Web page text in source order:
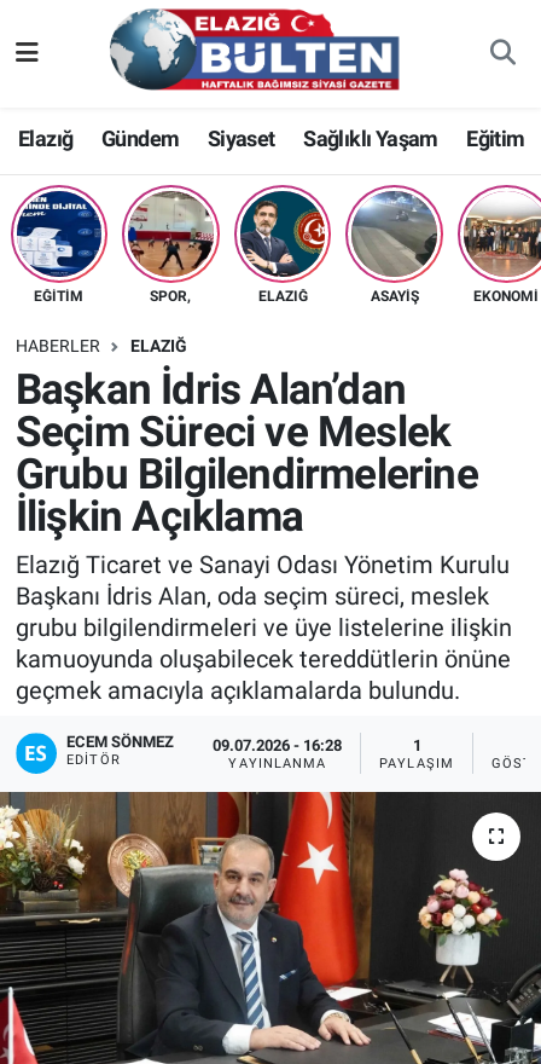
Elazığ Gündem Siyaset Sağlıklı Yaşam Eğitim
EĞITIM SPOR, ELAZIĞ ASAYIŞ EKONOMI
HABERLER ELAZIĞ
Başkan İdris Alan’dan
Seçim Süreci ve Meslek
Grubu Bilgilendirmelerine
İlişkin Açıklama
Elazığ Ticaret ve Sanayi Odası Yönetim Kurulu
Başkanı İdris Alan, oda seçim süreci, meslek
grubu bilgilendirmeleri ve üye listelerine ilişkin
kamuoyunda oluşabilecek tereddütlerin önüne
geçmek amacıyla açıklamalarda bulundu.
ECEM SÖNMEZ
EDITÖR
09.07.2026 - 16:28
YAYINLANMA
1
PAYLAŞIM
Asayiş
Bilim-Teknoloji
Eğitim
Ekonomi
Elazığ
Gündem
Kültür-Sanat
Sağlık
Sağlıklı Yaşam
Siyaset
Yaşam
Nöbetçi Eczaneler
Hava Durumu
Namaz Vakitleri
Trafik Durumu
Süper Lig Puan Durumu ve Fikstür
Tüm Manşetler
Son Dakika Haberleri
Haber Arşivi